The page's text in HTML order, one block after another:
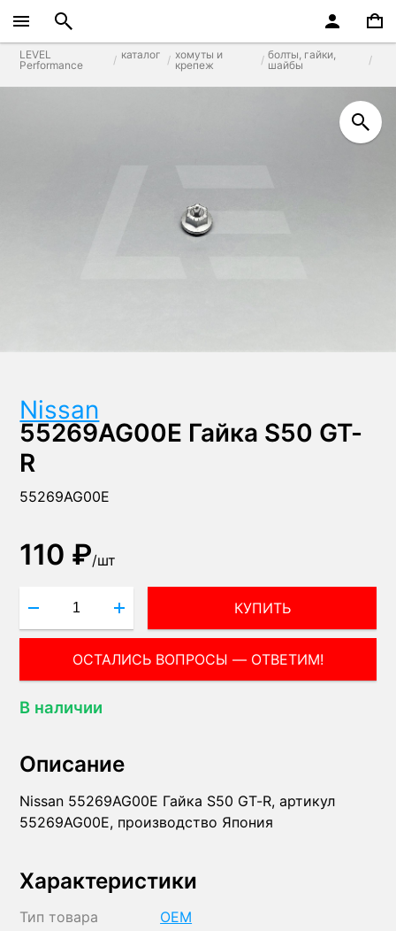
LEVEL
Performance
каталог
хомуты и
крепеж
болты, гайки,
шайбы
Nissan
55269AG00E Гайка S50 GT-
R
55269AG00E
110 ₽/шт
КУПИТЬ
В наличии
Описание
Nissan 55269AG00E Гайка S50 GT-R, артикул
55269AG00E, производство Япония
Характеристики
Тип товара
OEM